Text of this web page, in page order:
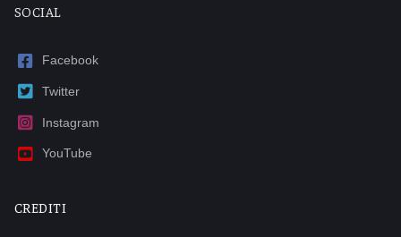
SOCIAL
Facebook
Twitter
Instagram
YouTube
CREDITI